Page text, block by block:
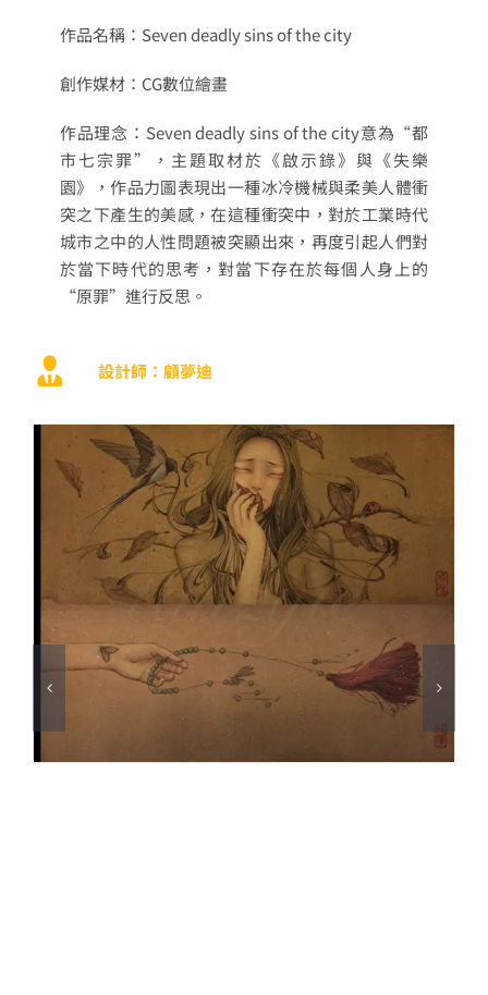
作品名稱：Seven deadly sins of the city
創作媒材：CG數位繪畫
作品理念：Seven deadly sins of the city意為“都
市七宗罪”，主題取材於《啟示錄》與《失樂
園》，作品力圖表現出一種冰冷機械與柔美人體衝
突之下產生的美感，在這種衝突中，對於工業時代
城市之中的人性問題被突顯出來，再度引起人們對
於當下時代的思考，對當下存在於每個人身上的
“原罪”進行反思。
設計師：顧夢迪